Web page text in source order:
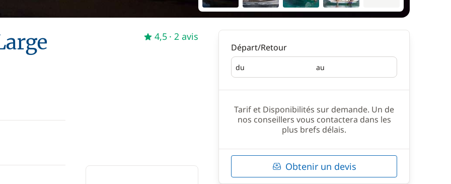
4,5 · 2 avis
Départ/Retour
du
Départ au
Retour
Tarif et Disponibilités sur demande. Un de
nos conseillers vous contactera dans les
plus brefs délais.
Obtenir un devis